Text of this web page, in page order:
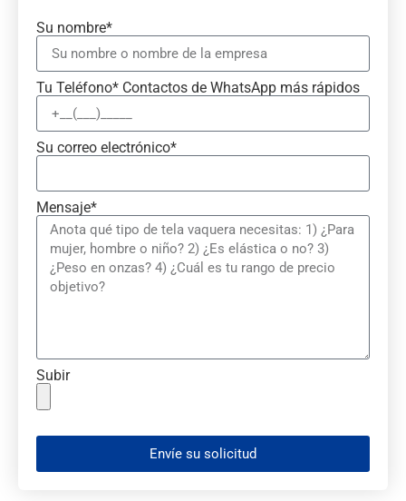
Su nombre*
Tu Teléfono* Contactos de WhatsApp más rápidos
Su correo electrónico*
Mensaje*
Subir
Envíe su solicitud